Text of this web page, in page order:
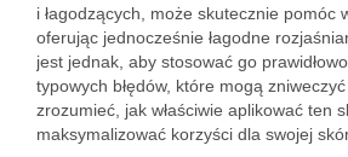
i łagodzących, może skutecznie pomóc
oferując jednocześnie łagodne
jest jednak, aby stosować go
typowych błędów, które mogą
zrozumieć, jak właściwie aplikować ten
maksymalizować korzyści dla swojej